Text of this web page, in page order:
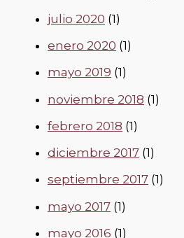
julio 2020 (1)
enero 2020 (1)
mayo 2019 (1)
noviembre 2018 (1)
febrero 2018 (1)
diciembre 2017 (1)
septiembre 2017 (1)
mayo 2017 (1)
mayo 2016 (1)